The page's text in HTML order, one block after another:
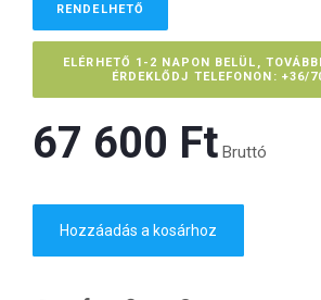
RENDELHETŐ
ELÉRHETŐ 1-2 NAPON BELÜL,
ÉRDEKLŐDJ TELEFONON: +36/
67 600 Ft‎ Bruttó
Hozzáadás a kosárhoz